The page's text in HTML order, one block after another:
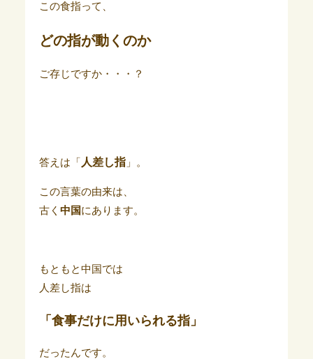
この食指って、
どの指が動くのか
ご存じですか・・・？
答えは「 人差し指」。
この言葉の由来は、
古く 中国にあります。
もともと中国では
人差し指は
「食事だけに用いられる指」
だったんです。